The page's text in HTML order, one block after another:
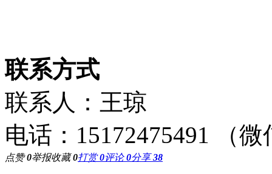
联系方式
联系人：王琼
电话：15172475491 （
点赞0举报收藏0打赏0评论0分享38